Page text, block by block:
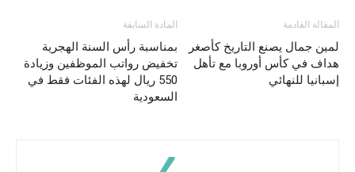
المادة السابقة
بمناسبة رأس السنة الهجرية
تخفيض رواتب الموظفين وزيادة
550 ريال لهذه الفئات فقط في
السعودية
المقالة القادمة
لمين جمال يصنع التاريخ كأصغر
هداف في كأس أوروبا مع تأهل
إسبانيا للنهائي